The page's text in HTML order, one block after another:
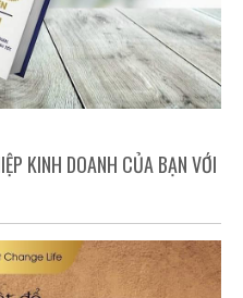
KINH DOANH CỦA BẠN VỚI